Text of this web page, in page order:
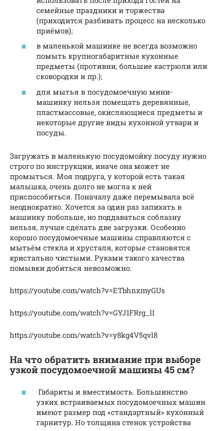
семейные праздники и торжества
(приходится разбивать процесс на несколько
приёмов);
в маленькой машинке не всегда возможно
помыть крупногабаритные кухонные
предметы (противни, большие кастрюли или
сковородки и пр.);
для мытья в посудомоечную мини-
машинку нельзя помещать деревянные,
пластмассовые, окисляющиеся предметы и
некоторые другие виды кухонной утвари и
посуды.
Загружать в маленькую посудомойку посуду нужно
строго по инструкции, иначе она может не
промыться. Моя подруга, у которой есть такая
малышка, очень долго не могла к ней
приспособиться. Поначалу даже перемывала всё
неоднократно. Хочется за один раз запихать в
машинку побольше, но поддаваться соблазну
нельзя, лучше сделать две загрузки. Особенно
хорошо посудомоечные машины справляются с
мытьём стекла и хрусталя, которые становятся
кристально чистыми. Руками такого качества
помывки добиться невозможно.
https://youtube.com/watch?v=ETbhnxmyGUs
https://youtube.com/watch?v=GYJ1FRrg_lI
https://youtube.com/watch?v=y8kg4V5qvl8
На что обратить внимание при выборе
узкой посудомоечной машины 45 см?
Габариты и вместимость. Большинство
узких встраиваемых посудомоечных машин
имеют размер под «стандартный» кухонный
гарнитур. Но толщина стенок устройства